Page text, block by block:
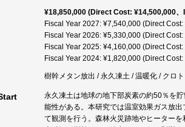
¥18,850,000 (Direct Cost: ¥14,500,000
Fiscal Year 2027: ¥7,540,000 (Direct
Fiscal Year 2026: ¥5,330,000 (Direct
Fiscal Year 2025: ¥4,160,000 (Direct
Fiscal Year 2024: ¥1,820,000 (Direct
樹幹メタン放出 / 永久凍土 / 温暖化 / クロ
永久凍土は地球の地下部炭素の約50％を
能性がある。本研究では温室効果ガス放
て観測を行う。森林火災跡地やヒーター